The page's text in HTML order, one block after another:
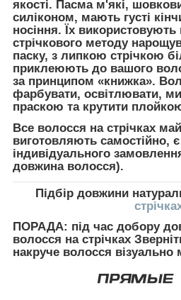
якості. Пасма м'які,
силіконом, мають густі
носіння. Їх
стрічкового методу
паску, з липкою стрічкою
приклеюють до вашого
за принципом «книжка».
фарбувати, освітлювати,
праскою та крутити
Все волосся на стрічках
виготовляють самостійно,
індивідуального
довжина волосся).
Підбір довжини
ПОРАДА: під час добору
волосся на стрічках
накруче волосся візуально